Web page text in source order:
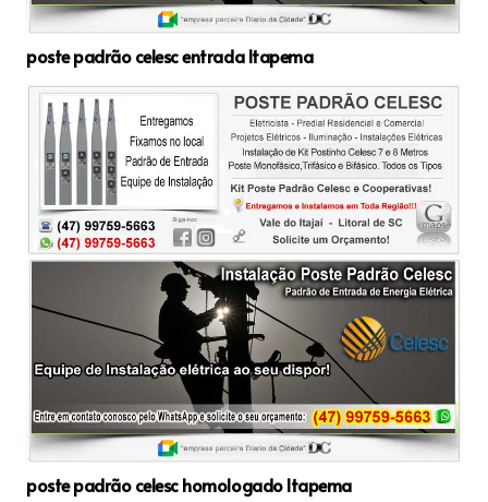
poste padrão celesc entrada Itapema
poste padrão celesc homologado Itapema